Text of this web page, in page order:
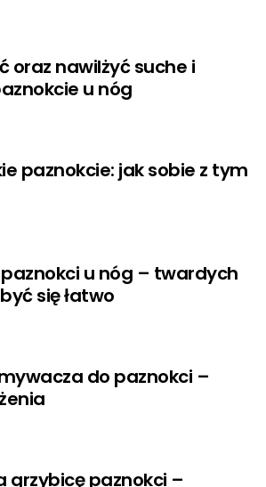
oraz nawilżyć suche i
u nóg
paznokcie: jak sobie z tym
u nóg – twardych
się łatwo
do paznokci –
grzybicę paznokci –